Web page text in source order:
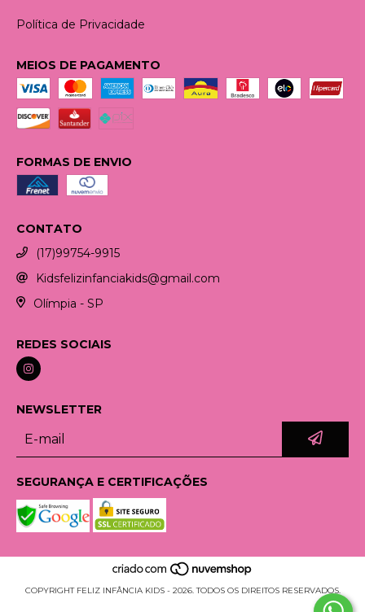
Política de Privacidade
MEIOS DE PAGAMENTO
FORMAS DE ENVIO
CONTATO
(17)99754-9915
Kidsfelizinfanciakids@gmail.com
Olímpia - SP
REDES SOCIAIS
NEWSLETTER
SEGURANÇA E CERTIFICAÇÕES
COPYRIGHT FELIZ INFÂNCIA KIDS - 2026. TODOS OS DIREITOS RESERVADOS.